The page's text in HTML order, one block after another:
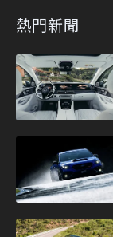
熱門新聞